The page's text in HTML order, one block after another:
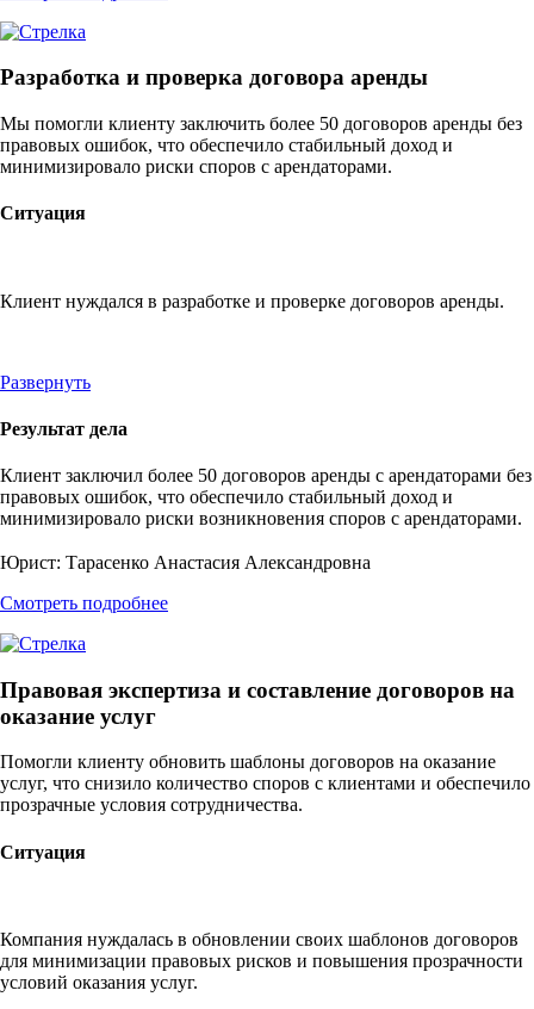
Разработка и проверка договора аренды
Мы помогли клиенту заключить более 50 договоров аренды без
правовых ошибок, что обеспечило стабильный доход и
минимизировало риски споров с арендаторами.
Ситуация
Клиент нуждался в разработке и проверке договоров аренды.
Развернуть
Результат дела
Клиент заключил более 50 договоров аренды с арендаторами без
правовых ошибок, что обеспечило стабильный доход и
минимизировало риски возникновения споров с арендаторами.
Юрист: Тарасенко Анастасия Александровна
Смотреть подробнее
Правовая экспертиза и составление договоров на
оказание услуг
Помогли клиенту обновить шаблоны договоров на оказание
услуг, что снизило количество споров с клиентами и обеспечило
прозрачные условия сотрудничества.
Ситуация
Компания нуждалась в обновлении своих шаблонов договоров
для минимизации правовых рисков и повышения прозрачности
условий оказания услуг.